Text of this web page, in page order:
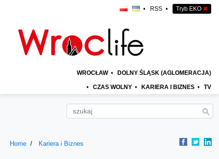
• RSS • Tryb EKO ✖
WROCŁAW • DOLNY ŚLĄSK (AGLOMERACJA)
• CZAS WOLNY • KARIERA I BIZNES • TV
Home Kariera i Biznes